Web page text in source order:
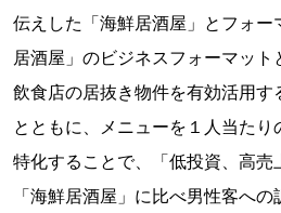
伝えした「海鮮居酒屋」とフォー
居酒屋」のビジネスフォーマット
飲食店の居抜き物件を有効活用す
とともに、メニューを１人当た
特化することで、「低投資、高売
「海鮮居酒屋」に比べ男性客へ